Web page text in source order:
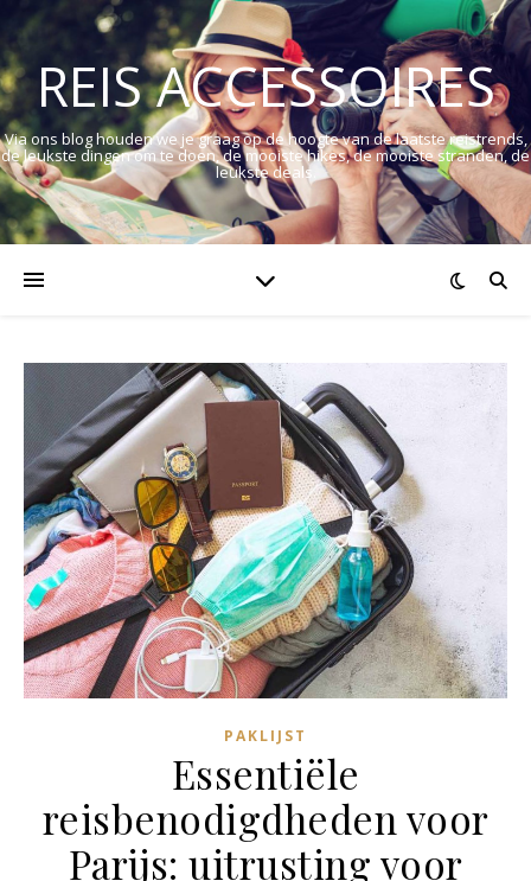
REIS ACCESSOIRES
Via ons blog houden we je graag op de hoogte van de laatste reistrends,
de leukste dingen om te doen, de mooiste hikes, de mooiste stranden, de
leukste deals.
PAKLIJST
Essentiële
reisbenodigdheden voor
Parijs: uitrusting voor